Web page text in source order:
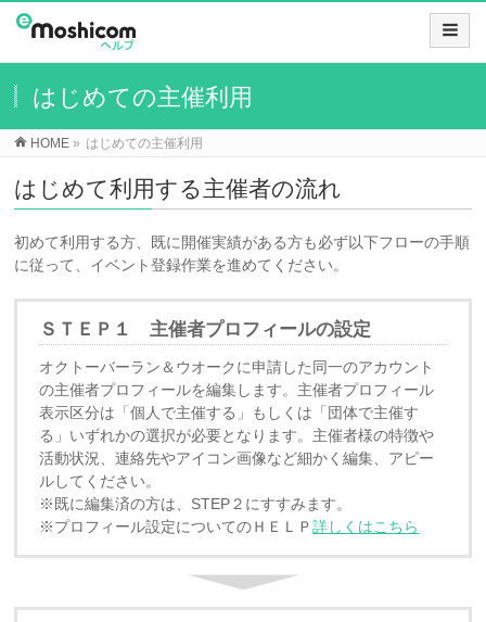
はじめての主催利用
HOME » はじめての主催利用
はじめて利用する主催者の流れ
初めて利用する方、既に開催実績がある方も必ず以下フローの手順
に従って、イベント登録作業を進めてください。
ＳＴＥＰ１ 主催者プロフィールの設定
オクトーバーラン＆ウオークに申請した同一のアカウント
の主催者プロフィールを編集します。主催者プロフィール
表示区分は「個人で主催する」もしくは「団体で主催す
る」いずれかの選択が必要となります。主催者様の特徴や
活動状況、連絡先やアイコン画像など細かく編集、アピー
ルしてください。
※既に編集済の方は、STEP２にすすみます。
※プロフィール設定についてのＨＥＬＰ詳しくはこちら